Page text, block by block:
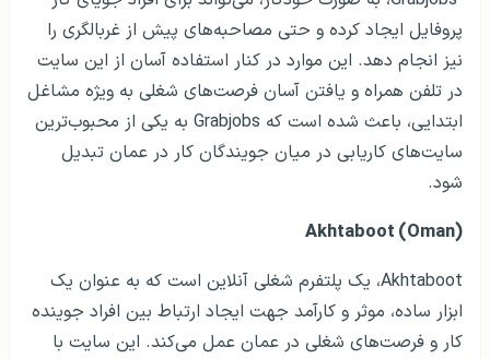
پروفایل ایجاد کرده و حتی مصاحبه‌های پیش از غربالگری را
نیز انجام دهد. این موارد در کنار استفاده آسان از این سایت
در تلفن همراه و یافتن آسان فرصت‌های شغلی به ویژه مشاغل
ابتدایی، باعث شده است که Grabjobs به یکی از محبوب‌ترین
سایت‌های کاریابی در میان جویندگان کار در عمان تبدیل
شود.
Akhtaboot (Oman)
Akhtaboot، یک پلتفرم شغلی آنلاین است که به عنوان یک
ابزار ساده، موثر و کارآمد جهت ایجاد ارتباط بین افراد جوینده
کار و فرصت‌های شغلی در عمان عمل می‌کند. این سایت با